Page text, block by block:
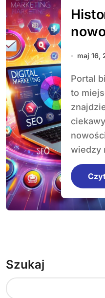
maj 16,
Portal bicycles-space.com
to
wiedzy
Szukaj